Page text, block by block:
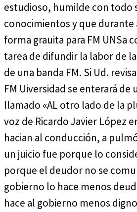
estudioso, humilde con todo
conocimientos y que durante
forma grauita para FM UNSa
tarea de difundir la labor de
de una banda FM. Si Ud.
FM Uiversidad se enterará de
llamado «AL otro lado de la
voz de Ricardo Javier López
hacian al conducción, a
un juicio fue porque lo
porque el deudor no se
gobierno lo hace menos
hace al gobierno menos